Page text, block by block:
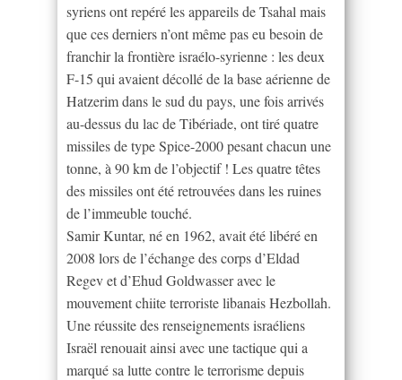
syriens ont repéré les appareils de Tsahal mais
que ces derniers n’ont même pas eu besoin de
franchir la frontière israélo-syrienne : les deux
F-15 qui avaient décollé de la base aérienne de
Hatzerim dans le sud du pays, une fois arrivés
au-dessus du lac de Tibériade, ont tiré quatre
missiles de type Spice-2000 pesant chacun une
tonne, à 90 km de l’objectif ! Les quatre têtes
des missiles ont été retrouvées dans les ruines
de l’immeuble touché.
Samir Kuntar, né en 1962, avait été libéré en
2008 lors de l’échange des corps d’Eldad
Regev et d’Ehud Goldwasser avec le
mouvement chiite terroriste libanais Hezbollah.
Une réussite des renseignements israéliens
Israël renouait ainsi avec une tactique qui a
marqué sa lutte contre le terrorisme depuis